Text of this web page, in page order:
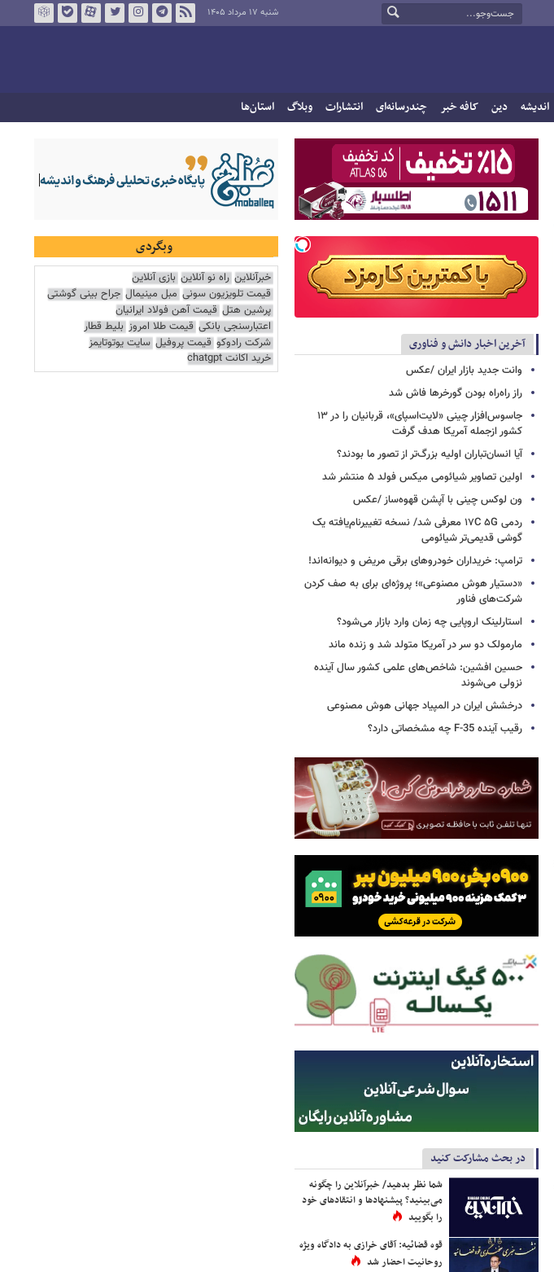
شنبه ۱۷ مرداد ۱۴۰۵
اندیشه دین کافه خبر چندرسانه‌ای انتشارات وبلاگ استان‌ها
آخرین اخبار دانش و فناوری
وانت جدید بازار ایران /عکس
راز راه‌راه بودن گورخرها فاش شد
جاسوس‌افزار چینی «لایت‌اسپای»، قربانیان را در ۱۳
کشور ازجمله آمریکا هدف گرفت
آیا انسان‌تباران اولیه بزرگ‌تر از تصور ما بودند؟
اولین تصاویر شیائومی میکس فولد ۵ منتشر شد
ون لوکس چینی با آپشن قهوه‌ساز /عکس
ردمی ۱۷C ۵G معرفی شد/ نسخه تغییرنام‌یافته یک
گوشی قدیمی‌تر شیائومی
ترامپ: خریداران خودروهای برقی مریض و دیوانه‌اند!
«دستیار هوش مصنوعی»؛ پروژه‌ای برای به صف کردن
شرکت‌های فناور
استارلینک اروپایی چه زمان وارد بازار می‌شود؟
مارمولک دو سر در آمریکا متولد شد و زنده ماند
حسین افشین: شاخص‌های علمی کشور سال آینده
نزولی می‌شوند
درخشش ایران در المپیاد جهانی هوش مصنوعی
رقیب آینده F-35 چه مشخصاتی دارد؟
در بحث مشارکت کنید
شما نظر بدهید/ خبرآنلاین را چگونه
می‌بینید؟ پیشنهادها و انتقادهای خود
را بگویید
قوه قضائیه: آقای خرازی به دادگاه ویژه
روحانیت احضار شد
وبگردی
خبرآنلاین راه نو آنلاین بازی آنلاین
قیمت تلویزیون سونی مبل مینیمال جراح بینی گوشتی
پرشین هتل قیمت آهن فولاد ایرانیان
اعتبارسنجی بانکی قیمت طلا امروز بلیط قطار
شرکت رادوکو قیمت پروفیل سایت یوتوتایمز
خرید اکانت chatgpt